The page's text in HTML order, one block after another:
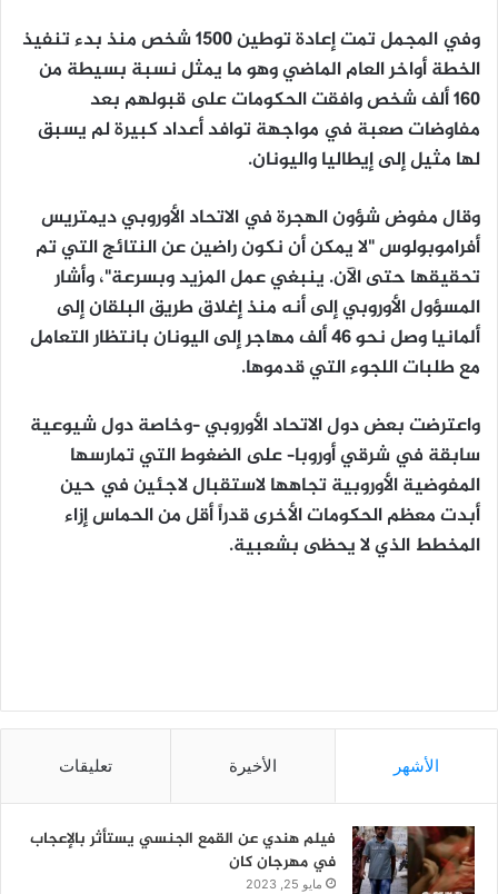
وفي المجمل تمت إعادة توطين 1500 شخص منذ بدء تنفيذ
الخطة أواخر العام الماضي وهو ما يمثل نسبة بسيطة من
160 ألف شخص وافقت الحكومات على قبولهم بعد
مفاوضات صعبة في مواجهة توافد أعداد كبيرة لم يسبق
لها مثيل إلى إيطاليا واليونان.
وقال مفوض شؤون الهجرة في الاتحاد الأوروبي ديمتريس
أفراموبولوس "لا يمكن أن نكون راضين عن النتائج التي تم
تحقيقها حتى الآن. ينبغي عمل المزيد وبسرعة"، وأشار
المسؤول الأوروبي إلى أنه منذ إغلاق طريق البلقان إلى
ألمانيا وصل نحو 46 ألف مهاجر إلى اليونان بانتظار التعامل
مع طلبات اللجوء التي قدموها.
واعترضت بعض دول الاتحاد الأوروبي –وخاصة دول شيوعية
سابقة في شرقي أوروبا– على الضغوط التي تمارسها
المفوضية الأوروبية تجاهها لاستقبال لاجئين في حين
أبدت معظم الحكومات الأخرى قدراً أقل من الحماس إزاء
المخطط الذي لا يحظى بشعبية.
الأشهر الأخيرة تعليقات
فيلم هندي عن القمع الجنسي يستأثر بالإعجاب
في مهرجان كان
مايو 25, 2023